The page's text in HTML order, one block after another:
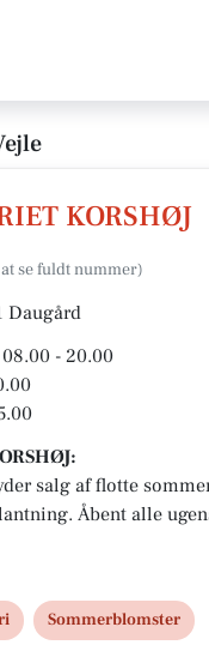
KORSHØJ
Daugård
- 20.00
salg af flotte
Åbent alle
Sommerblomster